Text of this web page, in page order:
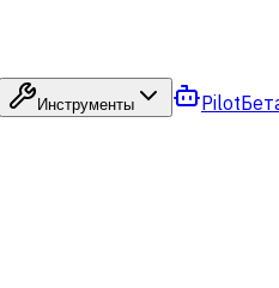
Инструменты Pilot